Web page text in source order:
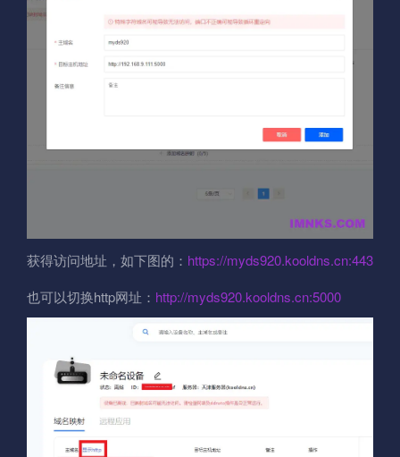
获得访问地址，如下图的： https://myds920.kooldns.cn:443
也可以切换http网址： http://myds920.kooldns.cn:5000